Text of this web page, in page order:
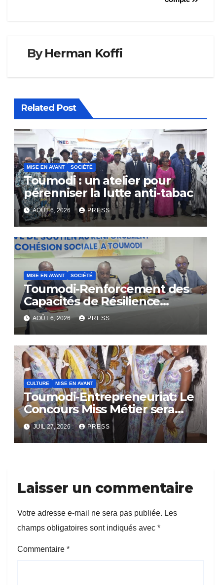
ByHerman Koffi
Related Post
MISE EN AVANT SOCIÉTÉ
Toumodi : un atelier pour
pérenniser la lutte anti-tabac
AOÛT 6, 2026 PRESS
MISE EN AVANT SOCIÉTÉ
Toumodi-Renforcement des
Capacités de Résilience
Communautaire
AOÛT 6, 2026 PRESS
CULTURE MISE EN AVANT
Toumodi-Entrepreneuriat: Le
Concours Miss Métier sera
bientôt lance.
JUIL 27, 2026 PRESS
Laisser un commentaire
Votre adresse e-mail ne sera pas publiée. Les
champs obligatoires sont indiqués avec *
Commentaire *